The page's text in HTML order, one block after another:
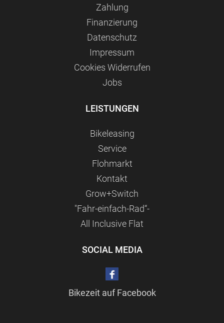
Zahlung
Finanzierung
Datenschutz
Impressum
Сookies Widerrufen
Jobs
LEISTUNGEN
Bikeleasing
Service
Flohmarkt
Kontakt
Grow+Switch
"Fahr-einfach-Rad“-
All Inclusive Flat
SOCIAL MEDIA
Bikezeit auf Facebook